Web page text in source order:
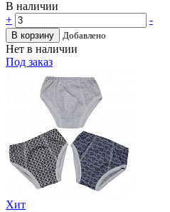
В наличии
+
-
В корзину Добавлено
Нет в наличии
Под заказ
Хит